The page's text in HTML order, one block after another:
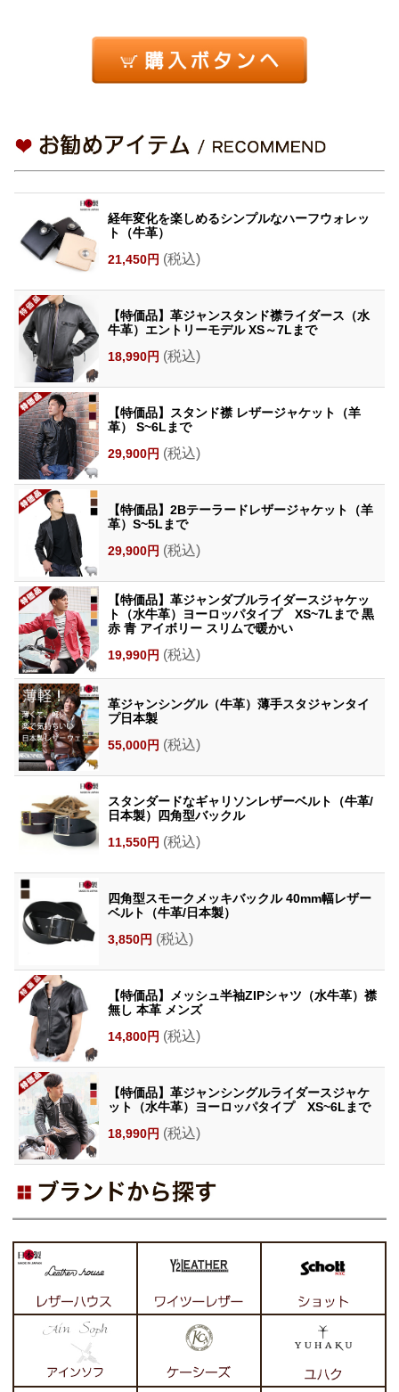
経年変化を楽しめるシンプルなハーフウォレッ
ト（牛革）
21,450円 (税込)
【特価品】革ジャンスタンド襟ライダース（水
牛革）エントリーモデル XS～7Lまで
18,990円 (税込)
【特価品】スタンド襟 レザージャケット（羊
革） S~6Lまで
29,900円 (税込)
【特価品】2Bテーラードレザージャケット（羊
革）S~5Lまで
29,900円 (税込)
【特価品】革ジャンダブルライダースジャケッ
ト（水牛革）ヨーロッパタイプ XS~7Lまで 黒
赤 青 アイボリー スリムで暖かい
19,990円 (税込)
革ジャンシングル（牛革）薄手スタジャンタイ
プ日本製
55,000円 (税込)
スタンダードなギャリソンレザーベルト（牛革/
日本製）四角型バックル
11,550円 (税込)
四角型スモークメッキバックル 40mm幅レザー
ベルト（牛革/日本製）
3,850円 (税込)
【特価品】メッシュ半袖ZIPシャツ（水牛革）襟
無し 本革 メンズ
14,800円 (税込)
【特価品】革ジャンシングルライダースジャケ
ット（水牛革）ヨーロッパタイプ XS~6Lまで
18,990円 (税込)